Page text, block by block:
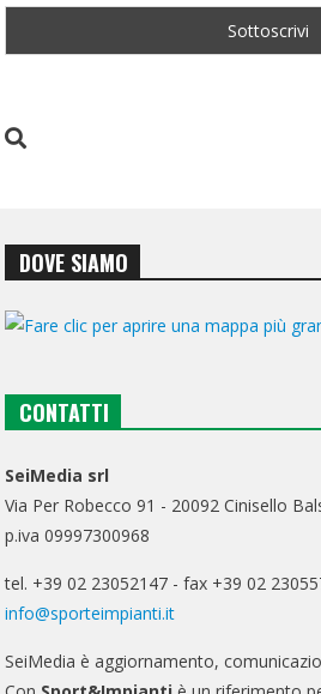
DOVE SIAMO
CONTATTI
SeiMedia srl
Via Per Robecco 91 - 20092 Cinisello
p.iva 09997300968
tel. +39 02 23052147 - fax +39 02
info@sporteimpianti.it
SeiMedia è aggiornamento,